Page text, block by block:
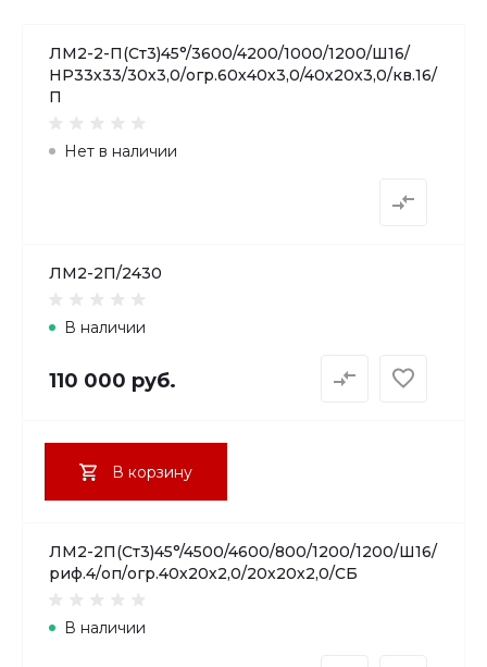
ЛМ2-2-П(Ст3)45°/3600/4200/1000/1200/Ш16/
НР33х33/30х3,0/огр.60х40х3,0/40х20х3,0/кв.16/
П
Нет в наличии
ЛМ2-2П/2430
В наличии
110 000 руб.
В корзину
ЛМ2-2П(Ст3)45°/4500/4600/800/1200/1200/Ш16/
риф.4/оп/огр.40х20х2,0/20х20х2,0/СБ
В наличии